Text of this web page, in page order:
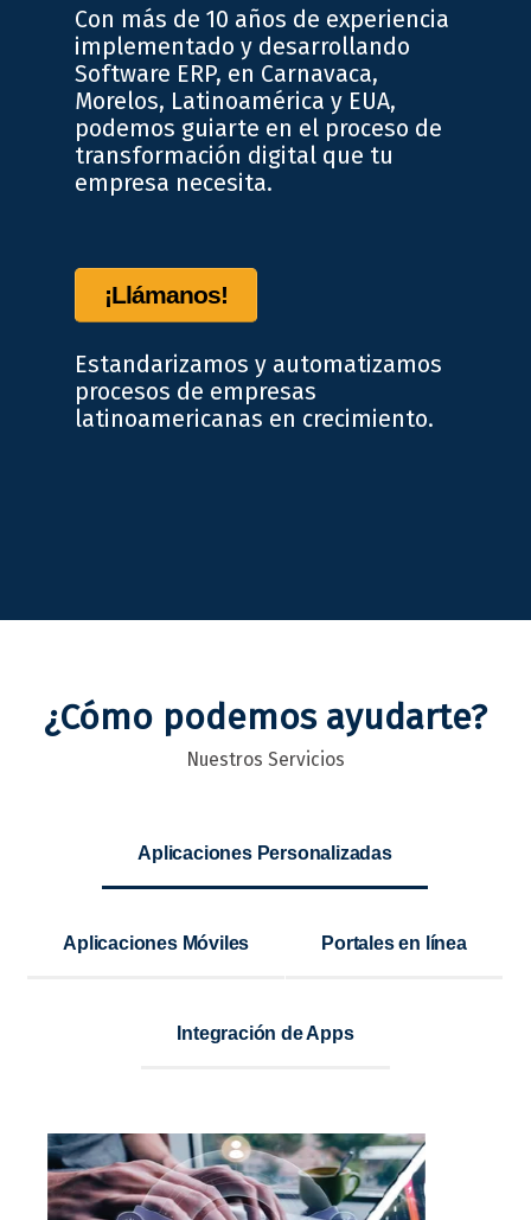
Con más de 10 años de experiencia
implementado y desarrollando
Software ERP, en Carnavaca,
Morelos, Latinoamérica y EUA,
podemos guiarte en el proceso de
transformación digital que tu
empresa necesita.
¡Llámanos!
Estandarizamos y automatizamos
procesos de empresas
latinoamericanas en crecimiento.
¿Cómo podemos ayudarte?
Nuestros Servicios
Aplicaciones Personalizadas
Aplicaciones Móviles Portales en línea
Integración de Apps